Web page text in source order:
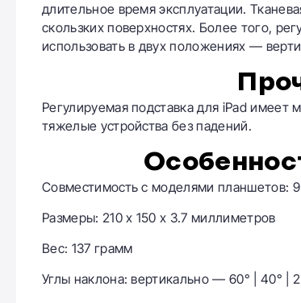
длительное время эксплуатации.
скользких поверхностях. Более того,
использовать в двух положениях —
Регулируемая подставка для iPad
тяжелые устройства без падений.
Совместимость с моделями планшетов:
Размеры: 210 х 150 х 3.7 миллиметров
Вес: 137 грамм
Углы наклона: вертикально — 60° | 40° |